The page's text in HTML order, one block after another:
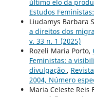
último elo da
Estudos
Liudamys Barbara
a direitos dos
v. 33 n. 1 (2025)
Rozeli Maria Porto,
Feministas: a
divulgação ,
2004, Número
Maria Celeste Reis